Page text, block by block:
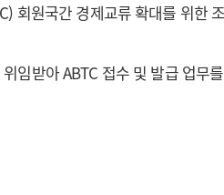
회원국간 경제교류 확대를 위한
임받아 ABTC 접수 및 발급 업무